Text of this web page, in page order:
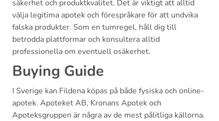
säkerhet och produktkvalitet. Det är viktigt att alltid
välja legitima apotek och förespråkare för att undvika
falska produkter. Som en tumregel, håll dig till
betrodda plattformar och konsultera alltid
professionella om eventuell osäkerhet.
Buying Guide
I Sverige kan Fildena köpas på både fysiska och online-
apotek. Apoteket AB, Kronans Apotek och
Apoteksgruppen är några av de mest pålitliga källorna.